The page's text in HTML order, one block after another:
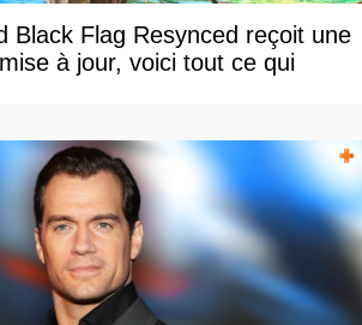
Black Flag Resynced reçoit une
à jour, voici tout ce qui